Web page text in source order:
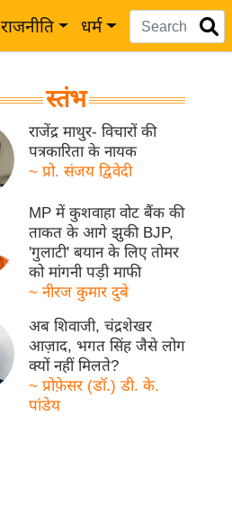
राजनीति धर्म
स्तंभ
राजेंद्र माथुर- विचारों की
पत्रकारिता के नायक
~ प्रो. संजय द्विवेदी
MP में कुशवाहा वोट बैंक की
ताकत के आगे झुकी BJP,
'गुलाटी' बयान के लिए तोमर
को मांगनी पड़ी माफी
~ नीरज कुमार दुबे
अब शिवाजी, चंद्रशेखर
आज़ाद, भगत सिंह जैसे लोग
क्यों नहीं मिलते?
~ प्रोफ़ेसर (डॉ.) डी. के.
पांडेय